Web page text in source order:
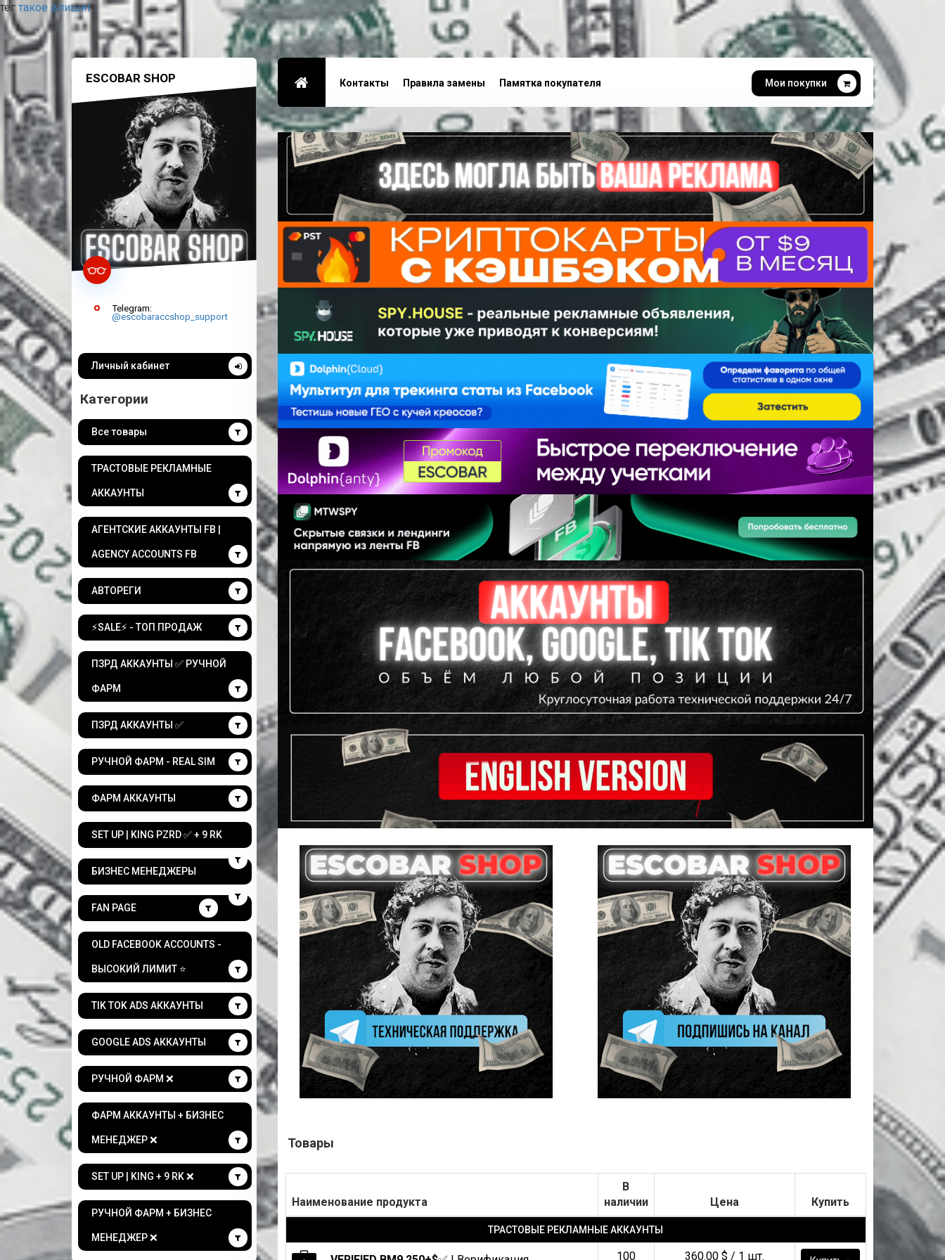
тег такое впишит...
ESCOBAR SHOP
Telegram:
@escobaraccshop_support
Личный кабинет
Категории
Все товары
ТРАСТОВЫЕ РЕКЛАМНЫЕ
АККАУНТЫ
АГЕНТСКИЕ АККАУНТЫ FB |
AGENCY ACCOUNTS FB
АВТОРЕГИ
⚡️SALE⚡️ - ТОП ПРОДАЖ
ПЗРД АККАУНТЫ ✅ РУЧНОЙ
ФАРМ
ПЗРД АККАУНТЫ ✅
РУЧНОЙ ФАРМ - REAL SIM
ФАРМ АККАУНТЫ
SET UP | KING PZRD ✅ + 9 RK
БИЗНЕС МЕНЕДЖЕРЫ
FAN PAGE
OLD FACEBOOK ACCOUNTS -
ВЫСОКИЙ ЛИМИТ ⭐
TIK TOK ADS АККАУНТЫ
GOOGLE ADS АККАУНТЫ
РУЧНОЙ ФАРМ ❌
ФАРМ АККАУНТЫ + БИЗНЕС
МЕНЕДЖЕР ❌
SET UP | KING + 9 RK ❌
РУЧНОЙ ФАРМ + БИЗНЕС
МЕНЕДЖЕР ❌
Контакты Правила замены Памятка покупателя Мои покупки
Товары
Наименование продукта
В
наличии
Цена Купить
ТРАСТОВЫЕ РЕКЛАМНЫЕ АККАУНТЫ
100 360.00 $ / 1 шт.